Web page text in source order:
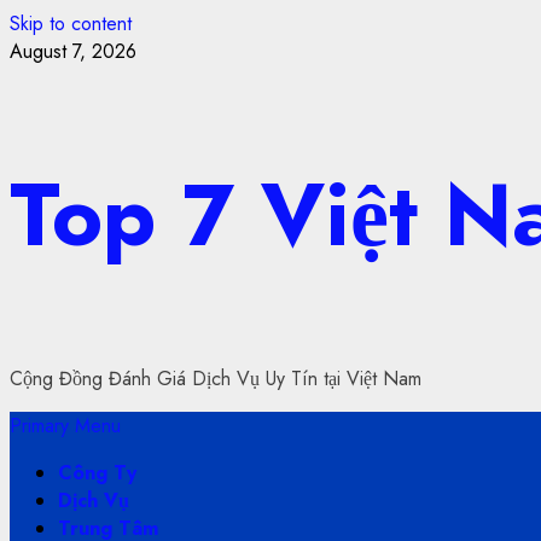
Skip to content
August 7, 2026
Top 7 Việt
Cộng Đồng Đánh Giá Dịch Vụ Uy Tín tại Việt Nam
Primary Menu
Công Ty
Dịch Vụ
Trung Tâm